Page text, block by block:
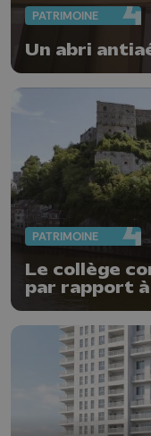
PATRIMOINE
Un abri
PATRIMOINE
Le collège
par rapport